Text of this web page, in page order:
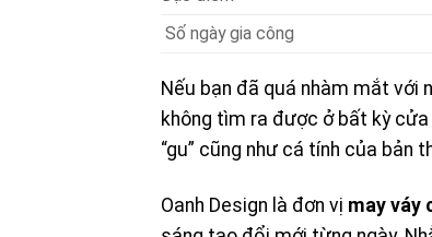
Số ngày gia công
Nếu bạn đã quá nhàm mắt với
không tìm ra được ở bất kỳ
“gu” cũng như cá tính của bản
Oanh Design là đơn vị may váy